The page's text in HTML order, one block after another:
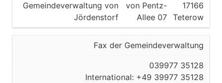
Gemeindeverwaltung von
Jördenstorf
von Pentz-
Allee 07
17166
Teterow
Fax der Gemeindeverwaltung
039977 35128
International: +49 39977 35128